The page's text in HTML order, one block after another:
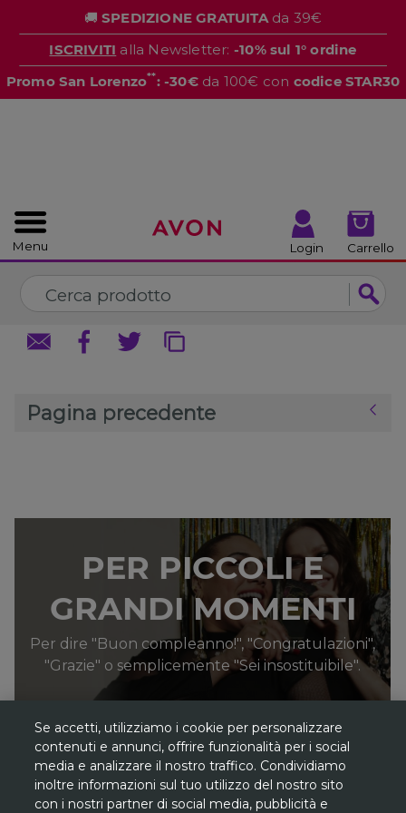
🚚 SPEDIZIONE GRATUITAda 39€
ISCRIVITI alla Newsletter: -10% sul 1° ordine
Promo San Lorenzo**: -30€da 100€ con codice STAR30
Menu Login Carrello
Pagina precedente
PER PICCOLI E
GRANDI MOMENTI
Per dire "Buon compleanno!", "Congratulazioni",
"Grazie" o semplicemente "Sei insostituibile".
Gli sconti sono riferiti alprezzo più basso
CHIUDI CHIUDI
Se accetti, utilizziamo i cookie per personalizzare
contenuti e annunci, offrire funzionalità per i social
media e analizzare il nostro traffico. Condividiamo
inoltre informazioni sul tuo utilizzo del nostro sito
con i nostri partner di social media, pubblicità e